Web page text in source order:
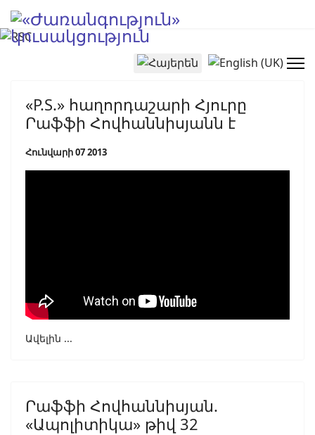
Select your language
«P.S.» հաղորդաշարի Հյուրը
Րաֆֆի Հովհաննիսյանն է
Հունվարի 07 2013
Ավելին ...
Րաֆֆի Հովհաննիսյան.
«Ապոլիտիկա» թիվ 32